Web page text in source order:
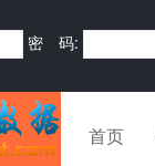
密 码:
首页